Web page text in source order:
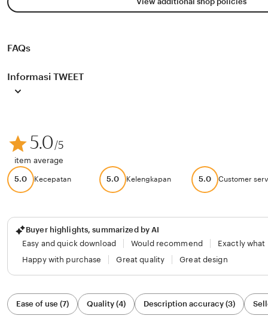
FAQs
Informasi TWEET
5.0/5
item average
5.0 Kecepatan 5.0 Kelengkapan 5.0 Customer
Buyer highlights, summarized by AI
Easy and quick download
Would recommend
Exactly what
Happy with purchase
Great quality Great design
Filter
by
category
Ease of use (7) Quality (4) Description accuracy (3)